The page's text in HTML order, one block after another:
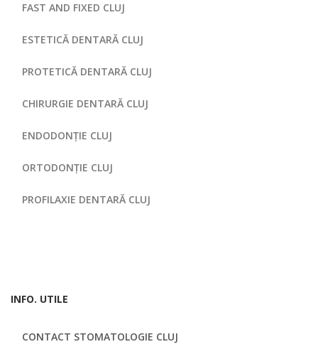
FAST AND FIXED CLUJ
ESTETICĂ DENTARĂ CLUJ
PROTETICĂ DENTARĂ CLUJ
CHIRURGIE DENTARĂ CLUJ
ENDODONȚIE CLUJ
ORTODONȚIE CLUJ
PROFILAXIE DENTARĂ CLUJ
INFO. UTILE
CONTACT STOMATOLOGIE CLUJ